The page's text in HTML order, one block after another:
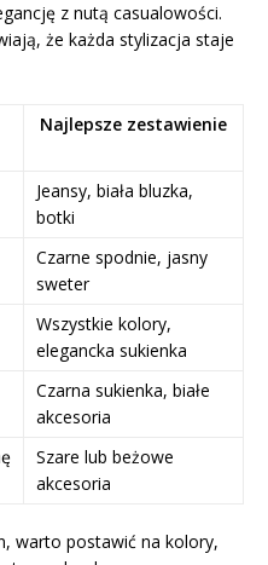
z nutą casualowości.
że każda stylizacja staje
Najlepsze zestawienie
Jeansy, biała bluzka,
botki
Czarne spodnie, jasny
sweter
Wszystkie kolory,
elegancka sukienka
Czarna sukienka, białe
akcesoria
Szare lub beżowe
akcesoria
warto postawić na kolory,